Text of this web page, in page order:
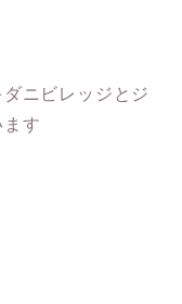
ニビレッジとジ
す